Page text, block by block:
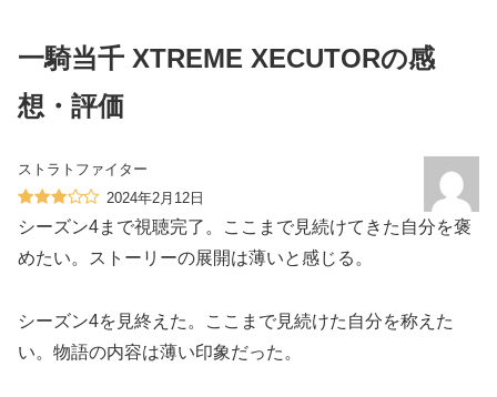
一騎当千 XTREME XECUTORの感
想・評価
ストラトファイター
2024年2月12日
シーズン4まで視聴完了。ここまで見続けてきた自分を褒
めたい。ストーリーの展開は薄いと感じる。
シーズン4を見終えた。ここまで見続けた自分を称えた
い。物語の内容は薄い印象だった。